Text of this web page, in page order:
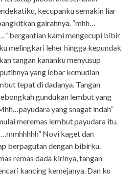
kecupanku semakin liar
gairahnya. “mhh…
bergantian kami mengecupi bibir
melingkari leher hingga kepundak
tangan kananku menyusup
yang lebar kemudian
tepat di dadanya. Tangan
gundukan lembut yang
yang snagat indah”
meremas lembut payudara itu.
Novi kaget dan
berpagutan dengan bibirku.
remas dada kirinya, tangan
kancing kemejanya. Dan ku